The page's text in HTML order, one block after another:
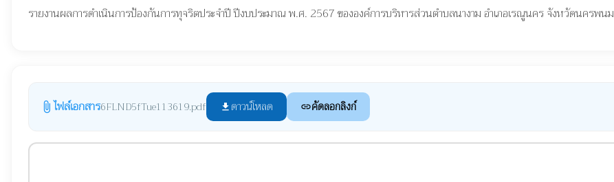
รายงานผลการดำเนินการป้องกันการทุจริตประจำปี ปีงบประมาณ พ.ศ. 2567 ขององค์การบริหารส่วนตำบลนางาม อำเภอเรณูนคร จังหวัดนครพนม
attach_file ไฟล์เอกสาร6FLND5fTue113619.pdf file_download ดาวน์โหลด linkคัดลอกลิงก์